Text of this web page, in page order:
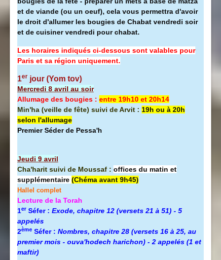
et de viande (ou un oeuf), cela vous permettra d'avoir
le droit d'allumer les bougies de Chabat vendredi soir
et de cuisiner vendredi pour chabat.
Les horaires indiqués ci-dessous sont valables pour
Paris et sa région uniquement.
1er jour (Yom tov)
Mercredi 8 avril au soir
Allumage des bougies : entre 19h10 et 20h14
Min'ha (veille de fête) suivi de Arvit : 19h ou à 20h
selon l'allumage
Premier Séder de Pessa'h
Jeudi 9 avril
Cha'harit suivi de Moussaf : offices du matin et
supplémentaire (Chéma avant 9h45)
Hallel complet
Lecture de la Torah
1erSéfer : Exode, chapitre 12 (versets 21 à 51) - 5
appelés
2ème Séfer : Nombres, chapitre 28 (versets 16 à 25, au
premier mois - ouva'hodech harichon) - 2 appelés (1 et
maftir)